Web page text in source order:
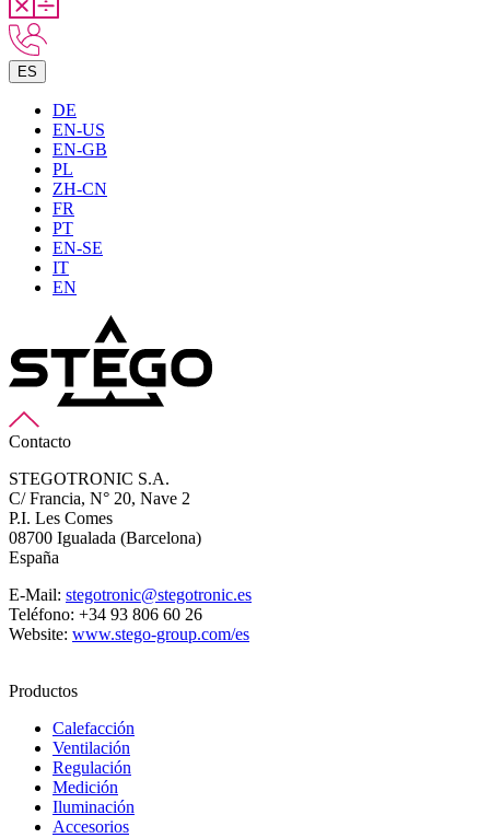
ES
DE
EN-US
EN-GB
PL
ZH-CN
FR
PT
EN-SE
IT
EN
Contacto
STEGOTRONIC S.A.
C/ Francia, N° 20, Nave 2
P.I. Les Comes
08700 Igualada (Barcelona)
España
E-Mail: stegotronic@stegotronic.es
Teléfono: +34 93 806 60 26
Website: www.stego-group.com/es
Productos
Calefacción
Ventilación
Regulación
Medición
Iluminación
Accesorios